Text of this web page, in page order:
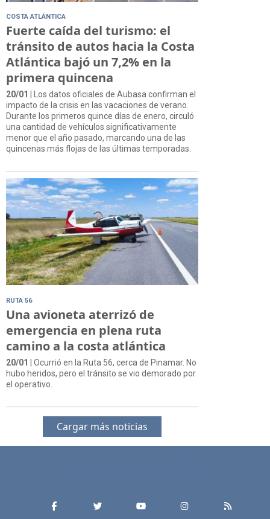
COSTA ATLÁNTICA
Fuerte caída del turismo: el
tránsito de autos hacia la Costa
Atlántica bajó un 7,2% en la
primera quincena
20/01
| Los datos oficiales de Aubasa confirman el
impacto de la crisis en las vacaciones de verano.
Durante los primeros quince días de enero, circuló
una cantidad de vehículos significativamente
menor que el año pasado, marcando una de las
quincenas más flojas de las últimas temporadas.
RUTA 56
Una avioneta aterrizó de
emergencia en plena ruta
camino a la costa atlántica
20/01
| Ocurrió en la Ruta 56, cerca de Pinamar. No
hubo heridos, pero el tránsito se vio demorado por
el operativo.
Cargar más noticias